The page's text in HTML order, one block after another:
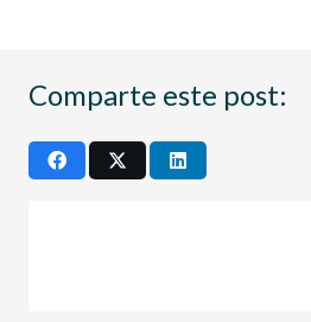
Comparte este post: